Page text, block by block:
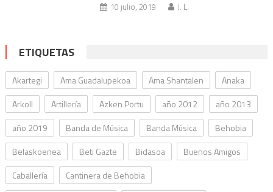
10 julio, 2019 J. L.
ETIQUETAS
Akartegi Ama Guadalupekoa Ama Shantalen
Anaka
Arkoll
Artillería Azken Portu año 2012
año 2013
año 2019
Banda de Música Banda Música
Behobia
Belaskoenea
Beti Gazte Bidasoa
Buenos Amigos
Caballería
Cantinera de Behobia